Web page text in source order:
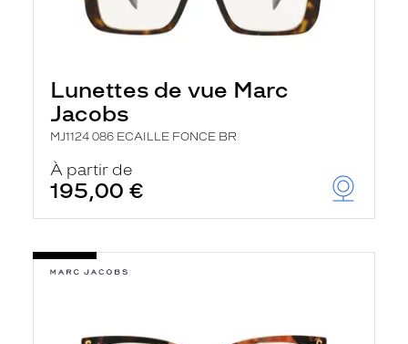
Lunettes de vue Marc
Jacobs
MJ1124 086 ECAILLE FONCE BR
À partir de
195,00 €